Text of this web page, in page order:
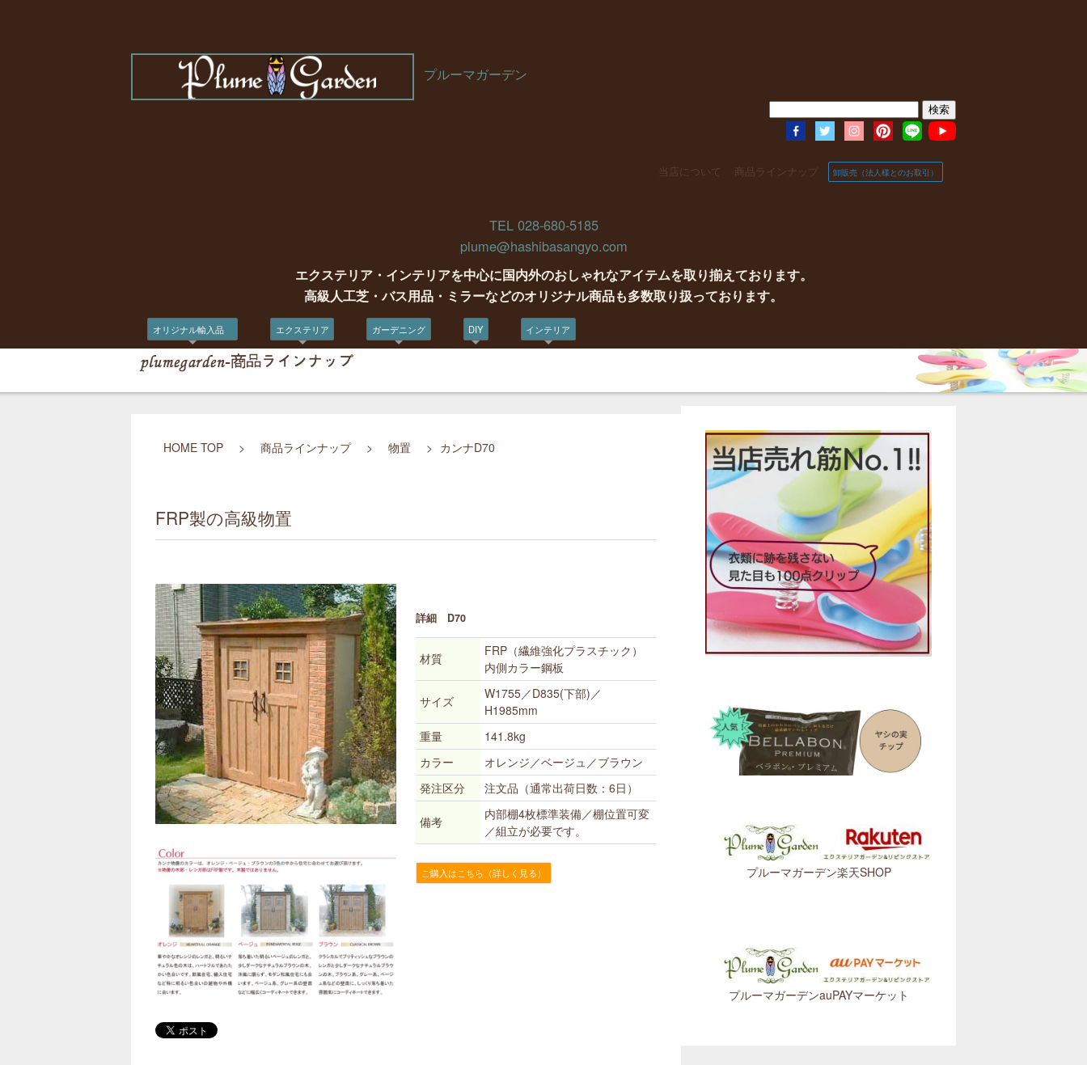
プルーマガーデン
当店について 商品ラインナップ 卸販売（法人様とのお取引）
TEL 028-680-5185
plume@hashibasangyo.com
エクステリア・インテリアを中心に国内外のおしゃれなアイテムを取り揃えております。
高級人工芝・バス用品・ミラーなどのオリジナル商品も多数取り扱っております。
オリジナル輸入品 エクステリア ガーデニング DIY インテリア
HOME TOP > 商品ラインナップ > 物置 > カンナD70
FRP製の高級物置
詳細 D70
材質
FRP（繊維強化プラスチック）
内側カラー鋼板
サイズ
W1755／D835(下部)／
H1985mm
重量
141.8kg
カラー
オレンジ／ベージュ／ブラウン
発注区分
注文品（通常出荷日数：6日）
備考
内部棚4枚標準装備／棚位置可変
／組立が必要です。
ご購入はこちら（詳しく見る） プルーマガーデン楽天SHOP
プルーマガーデンauPAYマーケット